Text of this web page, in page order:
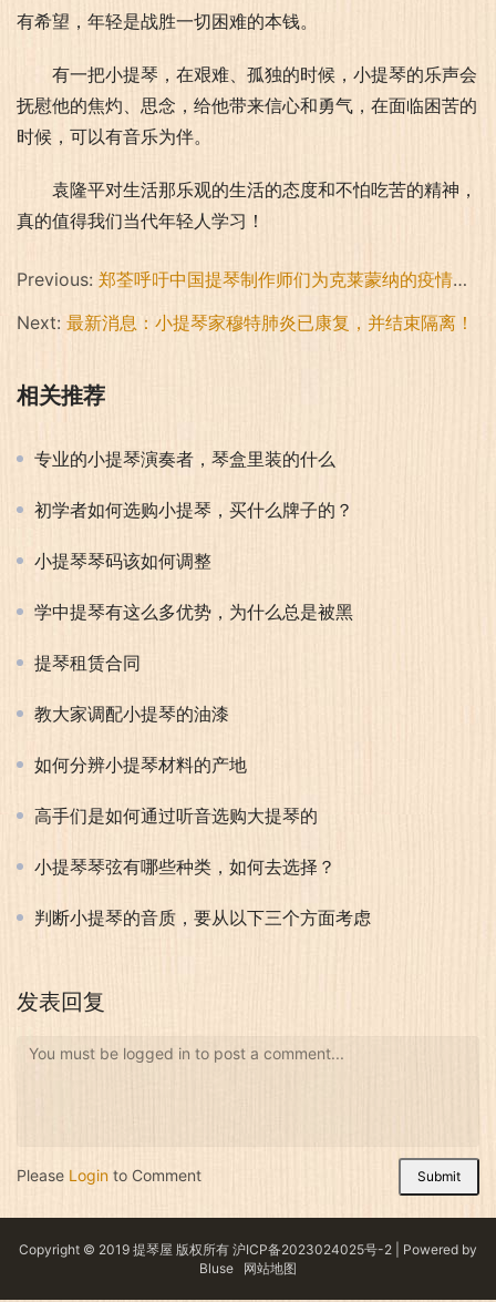
有希望，年轻是战胜一切困难的本钱。
有一把小提琴，在艰难、孤独的时候，小提琴的乐声会
抚慰他的焦灼、思念，给他带来信心和勇气，在面临困苦的
时候，可以有音乐为伴。
袁隆平对生活那乐观的生活的态度和不怕吃苦的精神，
真的值得我们当代年轻人学习！
Previous: 郑荃呼吁中国提琴制作师们为克莱蒙纳的疫情尽一份力
Next: 最新消息：小提琴家穆特肺炎已康复，并结束隔离！
相关推荐
专业的小提琴演奏者，琴盒里装的什么
初学者如何选购小提琴，买什么牌子的？
小提琴琴码该如何调整
学中提琴有这么多优势，为什么总是被黑
提琴租赁合同
教大家调配小提琴的油漆
如何分辨小提琴材料的产地
高手们是如何通过听音选购大提琴的
小提琴琴弦有哪些种类，如何去选择？
判断小提琴的音质，要从以下三个方面考虑
发表回复
You must be logged in to post a comment...
Please Login to Comment Submit
Copyright © 2019 提琴屋 版权所有 沪ICP备2023024025号-2 | Powered by
Bluse 网站地图